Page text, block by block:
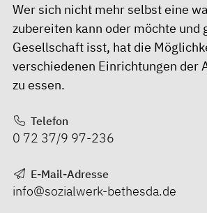
Wer sich nicht mehr selbst eine
zubereiten kann oder möchte und
Gesellschaft isst, hat die
verschiedenen Einrichtungen der
zu essen.
Telefon
0 72 37/9 97-236
E-Mail-Adresse
info@sozialwerk-bethesda.de